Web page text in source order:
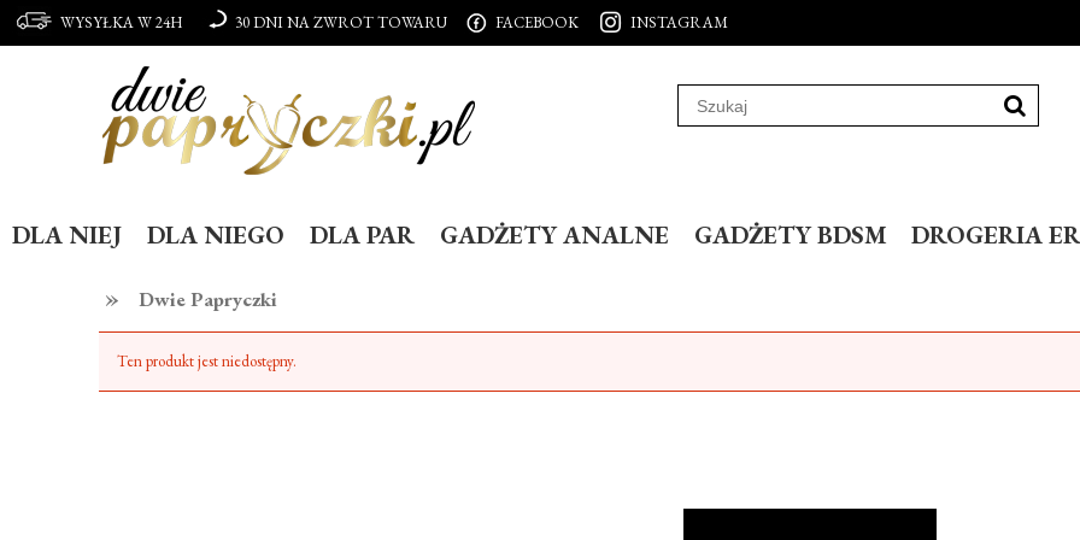
DLA NIEJ DLA NIEGO DLA PAR GADŻETY ANALNE GADŻETY BDSM
DROGERIA
»
Dwie Papryczki
WYSYŁKA W 24H 30 DNI NA ZWROT TOWARU FACEBOOK INSTAGRAM
Ten produkt jest niedostępny.